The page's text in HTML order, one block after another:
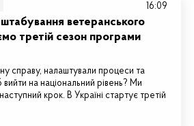
ветеранського
третій сезон програми
справу, налаштували процеси та
на національний рівень? Ми
крок. В Україні стартує третій
16:09